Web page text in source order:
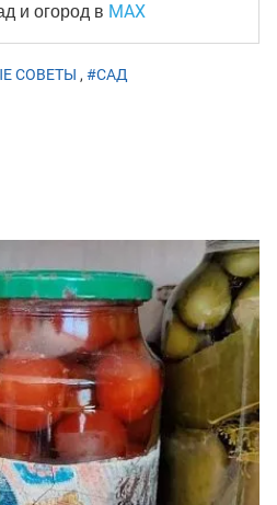
и огород в MAX
СОВЕТЫ , #САД